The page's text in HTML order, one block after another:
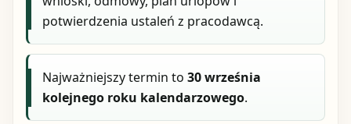
potwierdzenia ustaleń z pracodawcą.
Najważniejszy termin to30 września
kolejnego roku kalendarzowego.